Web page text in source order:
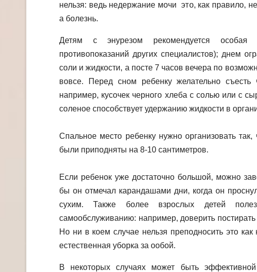
нельзя: ведь недержание мочи это, как правило,
а болезнь.
Детям с энурезом рекомендуется
противопоказаний других специалистов); днем
соли и жидкости, а посте 7 часов вечера по
вовсе. Перед сном ребенку желательно съесть
например, кусочек черного хлеба с солью или с
соленое способствует удержанию жидкости в
Спальное место ребенку нужно организовать так,
были приподняты на 8-10 сантиметров.
Если ребенок уже достаточно большой, можно
бы он отмечал карандашами дни, когда он
сухим. Также более взрослых детей
самообслуживанию: например, доверить
Но ни в коем случае нельзя преподносить это как
естественная уборка за ообой.
В некоторых случаях может быть